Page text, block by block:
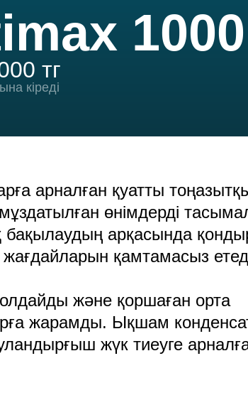
1000
тг
кіреді
арналған қуатты
өнімдерді
арқасында
қамтамасыз
және қоршаған орта
жарамды. Ықшам
жүк тиеуге